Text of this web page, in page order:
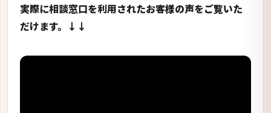
実際に相談窓口を利用されたお客様の声をご覧いた
だけます。↓↓